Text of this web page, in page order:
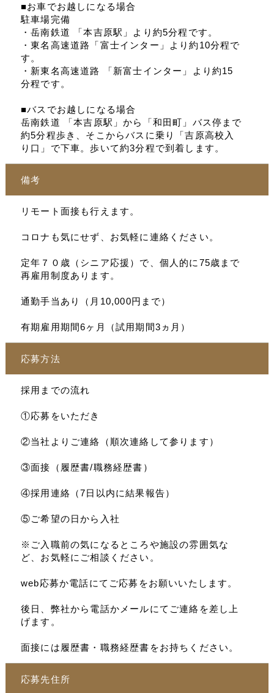
■お車でお越しになる場合
駐車場完備
・岳南鉄道 「本吉原駅」より約5分程です。
・東名高速道路「富士インター」より約10分程で
す。
・新東名高速道路 「新富士インター」より約15
分程です。
■バスでお越しになる場合
岳南鉄道 「本吉原駅」から「和田町」バス停まで
約5分程歩き、そこからバスに乗り「吉原高校入
り口」で下車。歩いて約3分程で到着します。
備考
リモート面接も行えます。
コロナも気にせず、お気軽に連絡ください。
定年７０歳（シニア応援）で、個人的に75歳まで
再雇用制度あります。
通勤手当あり（月10,000円まで）
有期雇用期間6ヶ月（試用期間3ヵ月）
応募方法
採用までの流れ
①応募をいただき
②当社よりご連絡（順次連絡して参ります）
③面接（履歴書/職務経歴書）
④採用連絡（7日以内に結果報告）
⑤ご希望の日から入社
※ご入職前の気になるところや施設の雰囲気な
ど、お気軽にご相談ください。
web応募か電話にてご応募をお願いいたします。
後日、弊社から電話かメールにてご連絡を差し上
げます。
面接には履歴書・職務経歴書をお持ちください。
応募先住所